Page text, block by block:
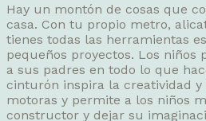
Hay un montón de cosas que
casa. Con tu propio metro,
tienes todas las herramientas
pequeños proyectos. Los niños
a sus padres en todo lo que
cinturón inspira la creatividad y
motoras y permite a los niños
constructor y dejar su